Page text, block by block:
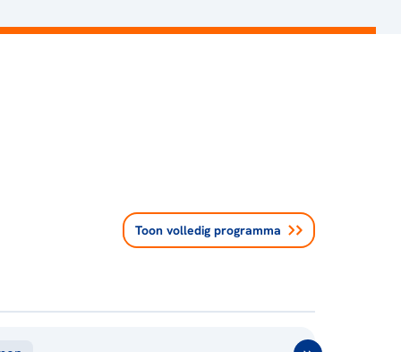
Toon volledig programma